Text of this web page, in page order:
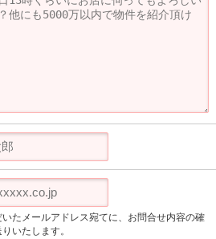
たメールアドレス宛てに、お問合せ内容の確
いたします。